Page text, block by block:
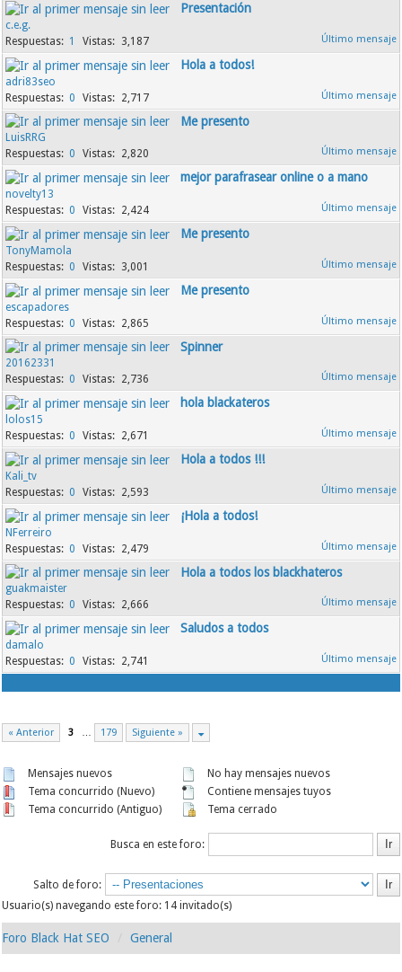
Presentación
c.e.g.
1
3,187
Hola a todos!
adri83seo
0
2,717
Me presento
LuisRRG
0
2,820
mejor parafrasear online o a mano
novelty13
0
2,424
Me presento
TonyMamola
0
3,001
Me presento
escapadores
0
2,865
Spinner
20162331
0
2,736
hola blackateros
lolos15
0
2,671
Hola a todos !!!
Kali_tv
0
2,593
¡Hola a todos!
NFerreiro
0
2,479
Hola a todos los blackhateros
guakmaister
0
2,666
Saludos a todos
damalo
0
2,741
« Anterior 3 … 179 Siguiente »
Mensajes nuevos
Tema concurrido (Nuevo)
Tema concurrido (Antiguo)
No hay mensajes nuevos
Contiene mensajes tuyos
Tema cerrado
Busca en este foro:
Salto de foro:
Usuario(s) navegando este foro: 14 invitado(s)
Foro Black Hat SEO General